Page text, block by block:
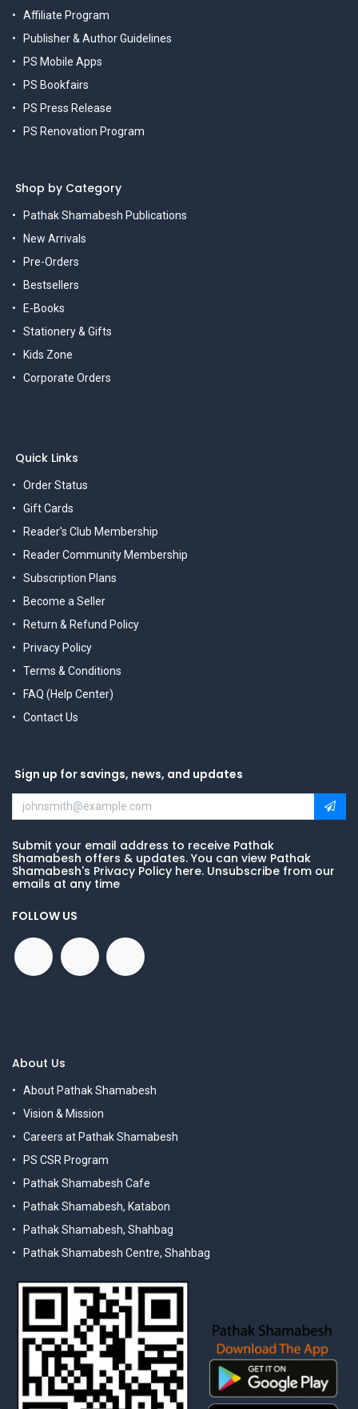
Affiliate Program
Publisher & Author Guidelines
PS Mobile Apps
PS Bookfairs
PS Press Release
PS Renovation Program
Shop by Category
Pathak Shamabesh Publications
New Arrivals
Pre-Orders
Bestsellers
E-Books
Stationery & Gifts
Kids Zone
Corporate Orders
Quick Links
Order Status
Gift Cards
Reader's Club Membership
Reader Community Membership
Subscription Plans
Become a Seller
Return & Refund Policy
Privacy Policy
Terms & Conditions
FAQ (Help Center)
Contact Us
Sign up for savings, news, and updates
Submit your email address to receive Pathak
Shamabesh offers & updates. You can view Pathak
Shamabesh's Privacy Policy here. Unsubscribe from our
emails at any time
FOLLOW US
About Us
About Pathak Shamabesh
Vision & Mission
Careers at Pathak Shamabesh
PS CSR Program
Pathak Shamabesh Cafe
Pathak Shamabesh, Katabon
Pathak Shamabesh, Shahbag
Pathak Shamabesh Centre, Shahbag